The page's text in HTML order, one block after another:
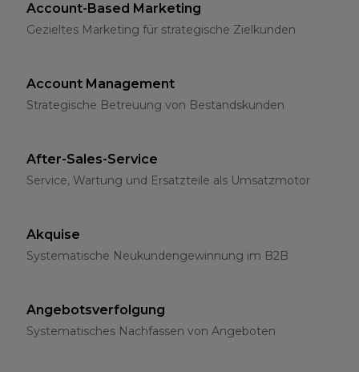
Account-Based Marketing
Gezieltes Marketing für strategische Zielkunden
Account Management
Strategische Betreuung von Bestandskunden
After-Sales-Service
Service, Wartung und Ersatzteile als Umsatzmotor
Akquise
Systematische Neukundengewinnung im B2B
Angebotsverfolgung
Systematisches Nachfassen von Angeboten